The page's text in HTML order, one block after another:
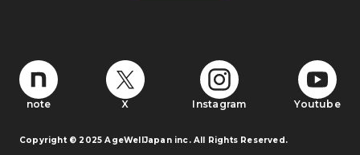
note X Instagram Youtube
Copyright © 2025 AgeWellJapan inc. All Rights Reserved.